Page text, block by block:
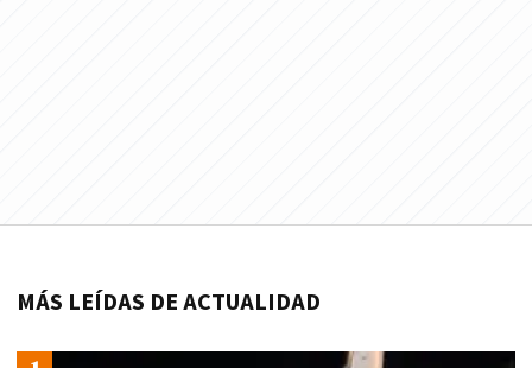
MÁS LEÍDAS DE ACTUALIDAD